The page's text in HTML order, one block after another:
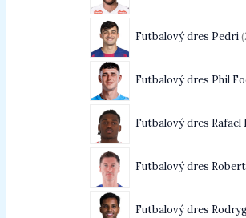
Futbalový dres Pedri
Futbalový dres Phil
Futbalový dres Rafael
Futbalový dres
Futbalový dres